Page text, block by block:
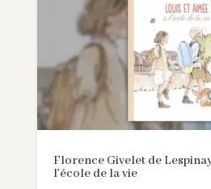
Florence Givelet de
l’école de la vie